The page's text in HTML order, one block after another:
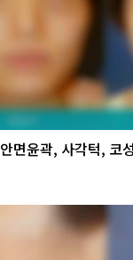
안면윤곽, 사각턱, 코